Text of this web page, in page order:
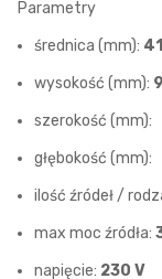
Parametry
średnica (mm):
wysokość (mm):
szerokość (mm):
głębokość (mm):
ilość źródeł /
max moc źródła:
napięcie: 230 V